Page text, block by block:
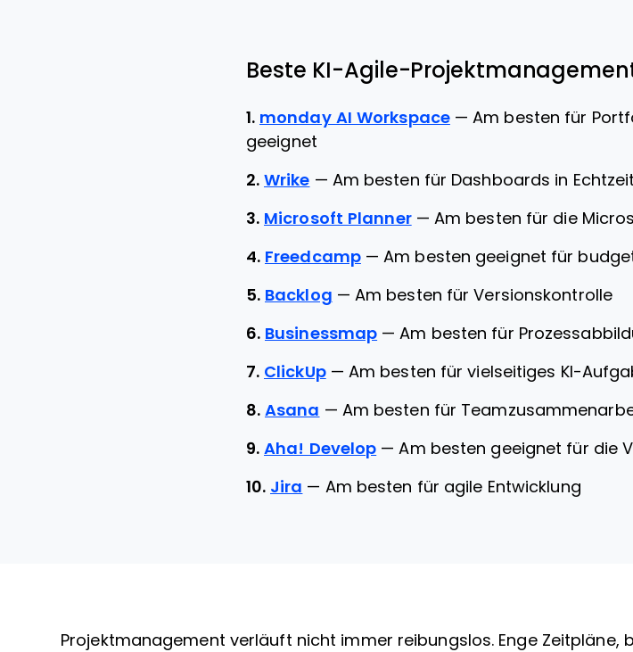
Beste KI-Agile-
1. monday AI Workspace —Am besten für
geeignet
2. Wrike — Am besten für Dashboards in Echtzeit
3. Microsoft Planner — Am besten für die
4. Freedcamp —Am besten geeignet für
5. Backlog — Am besten für Versionskontrolle
6. Businessmap —Am besten für
7. ClickUp — Am besten für vielseitiges KI-
8. Asana — Am besten für
9. Aha! Develop —Am besten geeignet für die
10. Jira — Am besten für agile Entwicklung
Projektmanagement verläuft nicht immer reibungslos. Enge Zeitpläne,